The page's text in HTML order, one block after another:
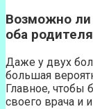
Возможно ли
оба
Даже у двух
большая
Главное, чтобы
своего врача и